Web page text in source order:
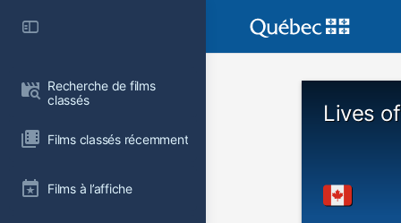
Recherche de films
classés
Films classés récemment
Films à l’affiche
Lives